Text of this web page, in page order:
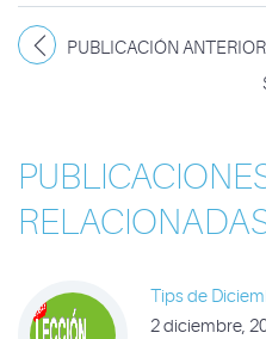
PUBLICACIÓN ANTERIOR
Tips de
2 diciembre,